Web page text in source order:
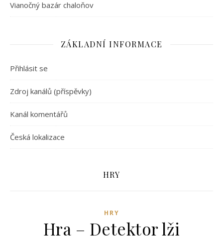
Vianočný bazár chaloňov
ZÁKLADNÍ INFORMACE
Přihlásit se
Zdroj kanálů (příspěvky)
Kanál komentářů
Česká lokalizace
HRY
HRY
Hra – Detektor lži